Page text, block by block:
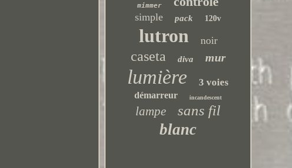
mimmer
simple pack 120v
lutron noir
caseta diva mur
lumière 3 voies
démarreur incandescent
lampe sans fil
blanc